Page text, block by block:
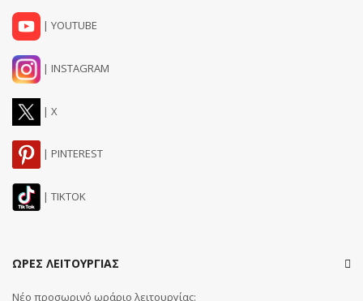
| YOUTUBE
| INSTAGRAM
| X
| PINTEREST
| TIKTOK
ΩΡΕΣ ΛΕΙΤΟΥΡΓΙΑΣ
Νέο προσωρινό ωράριο λειτουργίας: